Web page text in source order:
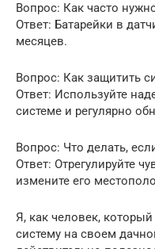
Вопрос: Как часто
Ответ: Батарейки в
месяцев.
Вопрос: Как защитить
Ответ: Используйте
системе и регулярно
Вопрос: Что делать,
Ответ: Отрегулируйте
измените его
Я, как человек,
систему на своем